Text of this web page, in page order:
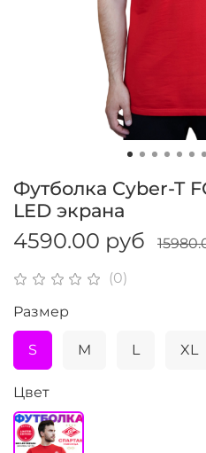
(0)
Футболка Cyber-T
LED экрана
4590.00 руб
Размер
S M L XL
Цвет